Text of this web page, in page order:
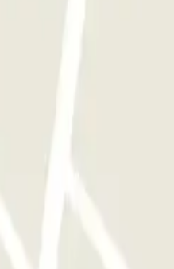
uso de toda la red de
y salir del parking todas las
de Vigo - General P1: